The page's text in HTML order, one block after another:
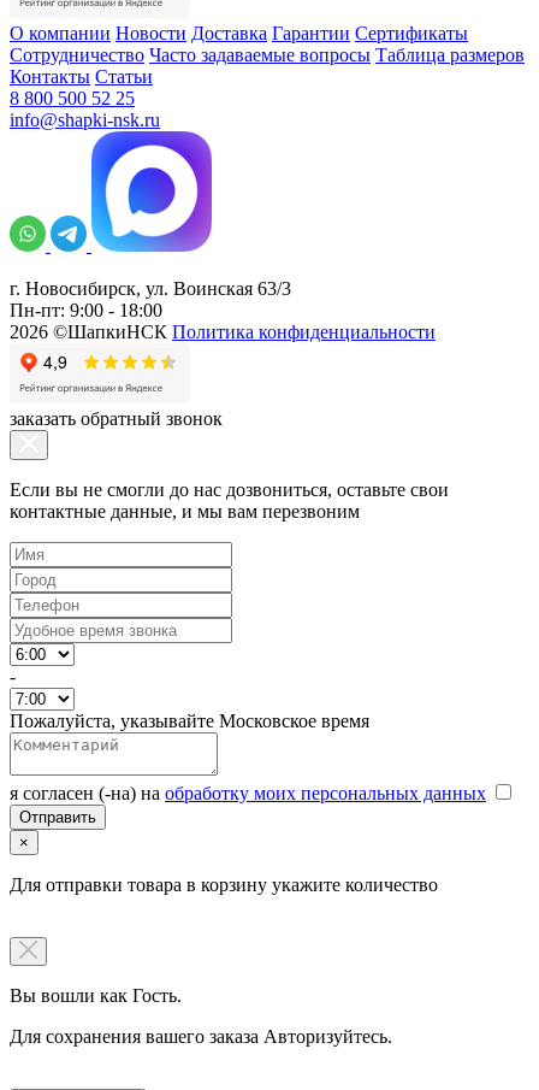
О компании Новости Доставка Гарантии Сертификаты
Сотрудничество Часто задаваемые вопросы Таблица размеров
Контакты Статьи
8 800 500 52 25
info@shapki-nsk.ru
г. Новосибирск, ул. Воинская 63/3
Пн-пт: 9:00 - 18:00
2026 ©ШапкиНСК Политика конфиденциальности
заказать обратный звонок
Если вы не смогли до нас дозвониться, оставьте свои
контактные данные, и мы вам перезвоним
-
Пожалуйста, указывайте Московское время
я согласен (-на) на обработку моих персональных данных
×
Для отправки товара в корзину укажите количество
Вы вошли как Гость.
Для сохранения вашего заказа Авторизуйтесь.